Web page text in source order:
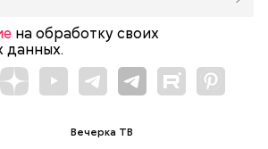
на обработку своих
данных.
Вечерка ТВ